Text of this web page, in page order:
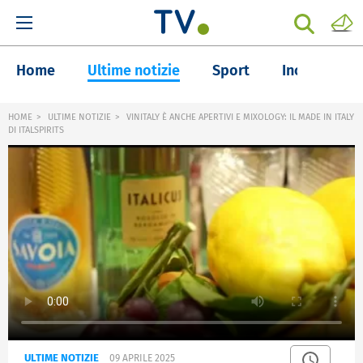
Home Ultime notizie Sport Inchieste
HOME ULTIME NOTIZIE
VINITALY È ANCHE APERTIVI E MIXOLOGY: IL MADE IN ITALY
DI ITALSPIRITS
ULTIME NOTIZIE 09 APRILE 2025